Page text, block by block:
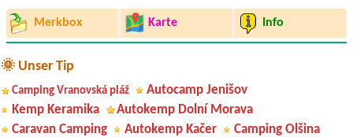
Merkbox Karte Info
🌞 Unser Tip
Camping Vranovská pláž
Autocamp Jenišov
Kemp Keramika
Autokemp Dolní Morava
Caravan Camping
Autokemp Kačer
Camping Olšina